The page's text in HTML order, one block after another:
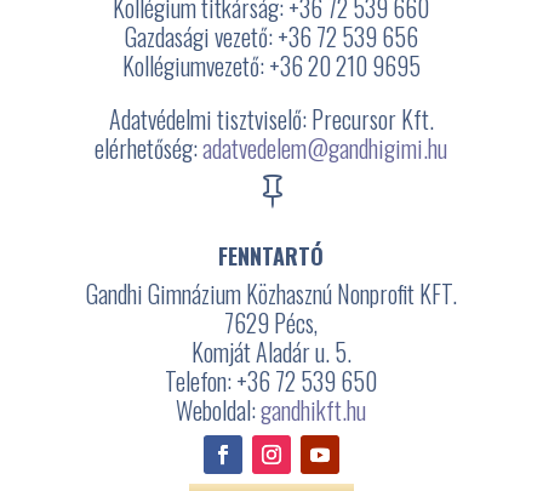
Gazdasági vezető: +36 72 539 656
Kollégiumvezető: +36 20 210 9695
Adatvédelmi tisztviselő: Precursor Kft.
elérhetőség:adatvedelem@gandhigimi.hu

FENNTARTÓ
Gandhi Gimnázium Közhasznú Nonprofit KFT.
7629 Pécs,
Komját Aladár u. 5.
Telefon: +36 72 539 650
Weboldal:gandhikft.hu